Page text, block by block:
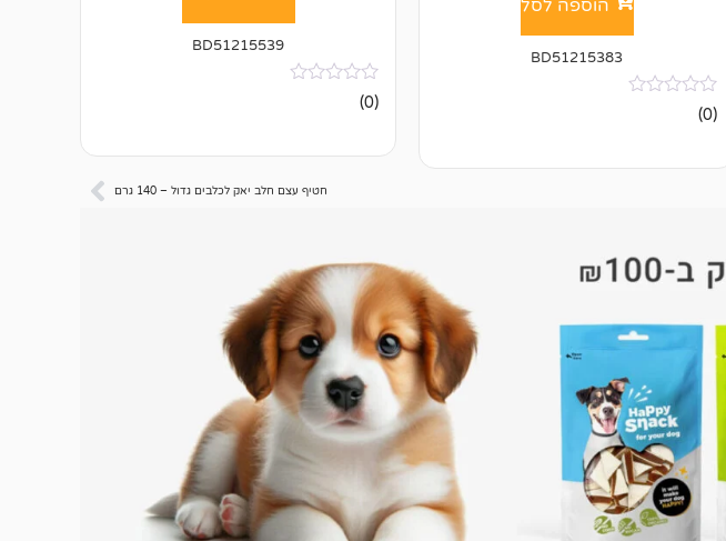
הוספה לסל
BD51215383
אין
ביקורות
(0)
BD51215539
אין
ביקורות
(0)
חטיף עצם חלב יאק לכלבים גדול – 140 גרם